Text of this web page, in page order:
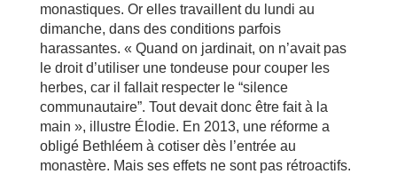
monastiques. Or elles travaillent du lundi au
dimanche, dans des conditions parfois
harassantes. « Quand on jardinait, on n’avait pas
le droit d’utiliser une tondeuse pour couper les
herbes, car il fallait respecter le “silence
communautaire”. Tout devait donc être fait à la
main », illustre Élodie. En 2013, une réforme a
obligé Bethléem à cotiser dès l’entrée au
monastère. Mais ses effets ne sont pas rétroactifs.